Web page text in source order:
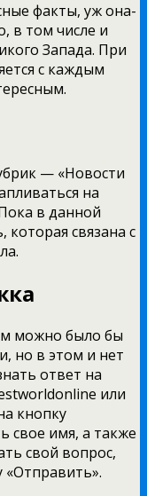
факты, уж она-
в том числе и
Запада. При
с каждым
— «Новости
на
в данной
которая связана с
можно было бы
но в этом и нет
ответ на
или
кнопку
свое имя, а также
свой вопрос,
«Отправить».